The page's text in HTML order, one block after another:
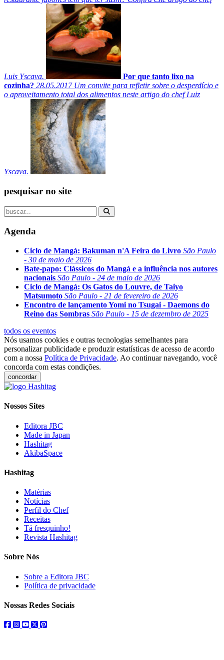
Luis Yscava.
Por que tanto lixo na
cozinha? 28.05.2017Um convite para refletir sobre o desperdício e
o aproveitamento total dos alimentos neste artigo do chef Luiz
Yscava.
pesquisar no site
Agenda
Ciclo de Mangá: Bakuman n'A Feira do Livro São Paulo
- 30 de maio de 2026
Bate-papo: Clássicos do Mangá e a influência nos autores
nacionais São Paulo - 24 de maio de 2026
Ciclo de Mangá: Os Gatos do Louvre, de Taiyo
Matsumoto São Paulo - 21 de fevereiro de 2026
Encontro de lançamento Yomi no Tsugai - Daemons do
Reino das Sombras São Paulo - 15 de dezembro de 2025
todos os eventos
Nós usamos cookies e outras tecnologias semelhantes para
personalizar publicidade e produzir estatísticas de acesso de acordo
com a nossa Política de Privacidade. Ao continuar navegando, você
concorda com estas condições.
concordar
Nossos Sites
Editora JBC
Made in Japan
Hashitag
AkibaSpace
Hashitag
Matérias
Notícias
Perfil do Chef
Receitas
Tá fresquinho!
Revista Hashitag
Sobre Nós
Sobre a Editora JBC
Política de privacidade
Nossas Redes Sociais
facebook
instagram
youtube
twitterpinterest